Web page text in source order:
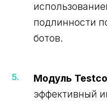
подлинности
ботов.
Модуль
эффективный